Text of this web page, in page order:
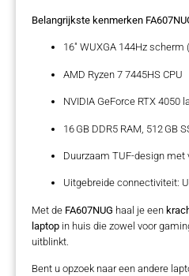
Belangrijkste kenmerken
16″ WUXGA 144Hz scherm
AMD Ryzen 7 7445HS CPU
NVIDIA GeForce RTX 4050
16 GB DDR5 RAM, 512 GB
Duurzaam TUF-design met
Uitgebreide connectiviteit:
Met de FA607NUG haal je een
laptop in huis die zowel voor
uitblinkt.
Bent u opzoek naar een andere